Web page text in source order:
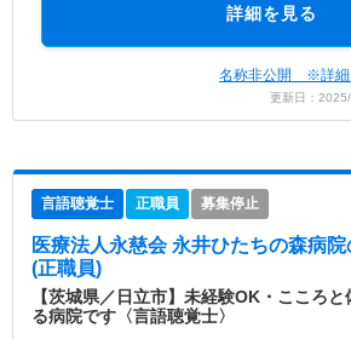
詳細を見る
名称非公開 ※詳細
更新日：
言語聴覚士 正職員 募集停止
医療法人永慈会 永井ひたちの森病院
(正職員)
【茨城県／日立市】未経験OK・こころ
る病院です〈言語聴覚士〉